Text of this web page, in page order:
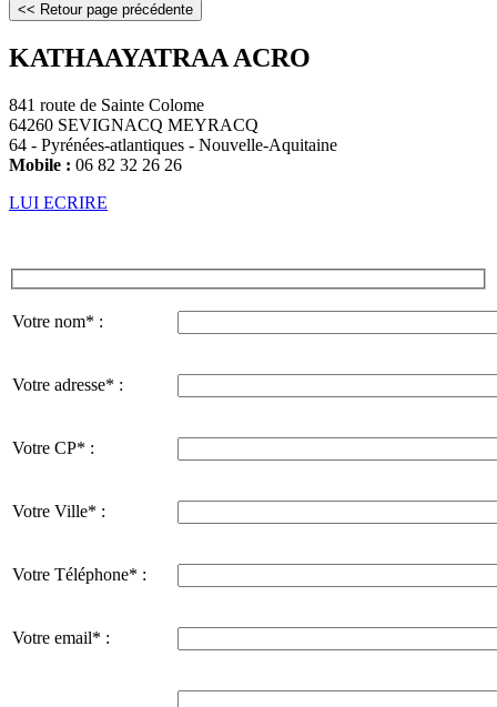
KATHAAYATRAA ACRO
841 route de Sainte Colome
64260 SEVIGNACQ MEYRACQ
64 - Pyrénées-atlantiques - Nouvelle-Aquitaine
Mobile : 06 82 32 26 26
LUI ECRIRE
Votre nom* :
Votre adresse* :
Votre CP* :
Votre Ville* :
Votre Téléphone* :
Votre email* :